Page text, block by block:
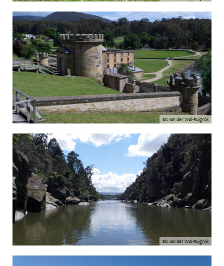
Els van der Wal-Ruigrok
Els van der Wal-Ruigrok